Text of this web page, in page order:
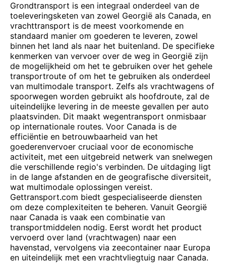
Grondtransport is een integraal onderdeel van de
toeleveringsketen van zowel Georgië als Canada, en
vrachttransport is de meest voorkomende en
standaard manier om goederen te leveren, zowel
binnen het land als naar het buitenland. De specifieke
kenmerken van vervoer over de weg in Georgië zijn
de mogelijkheid om het te gebruiken over het gehele
transportroute of om het te gebruiken als onderdeel
van multimodale transport. Zelfs als vrachtwagens of
spoorwegen worden gebruikt als hoofdroute, zal de
uiteindelijke levering in de meeste gevallen per auto
plaatsvinden. Dit maakt wegentransport onmisbaar
op internationale routes. Voor Canada is de
efficiëntie en betrouwbaarheid van het
goederenvervoer cruciaal voor de economische
activiteit, met een uitgebreid netwerk van snelwegen
die verschillende regio's verbinden. De uitdaging ligt
in de lange afstanden en de geografische diversiteit,
wat multimodale oplossingen vereist.
Gettransport.com biedt gespecialiseerde diensten
om deze complexiteiten te beheren. Vanuit Georgië
naar Canada is vaak een combinatie van
transportmiddelen nodig. Eerst wordt het product
vervoerd over land (vrachtwagen) naar een
havenstad, vervolgens via zeecontainer naar Europa
en uiteindelijk met een vrachtvliegtuig naar Canada.